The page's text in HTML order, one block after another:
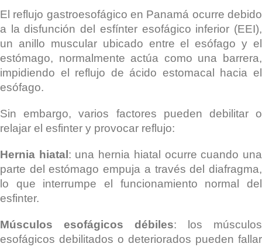
El reflujo gastroesofágico en Panamá ocurre debido
a la disfunción del esfínter esofágico inferior (EEI),
un anillo muscular ubicado entre el esófago y el
estómago, normalmente actúa como una barrera,
impidiendo el reflujo de ácido estomacal hacia el
esófago.
Sin embargo, varios factores pueden debilitar o
relajar el esfinter y provocar reflujo:
Hernia hiatal : una hernia hiatal ocurre cuando una
parte del estómago empuja a través del diafragma,
lo que interrumpe el funcionamiento normal del
esfinter.
Músculos esofágicos débiles: los músculos
esofágicos debilitados o deteriorados pueden fallar